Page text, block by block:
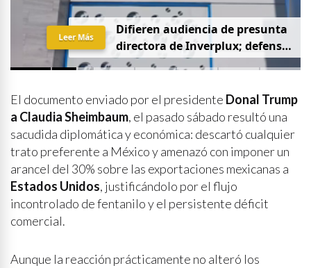
Difieren audiencia de presunta
directora deInverplux; defensa
pidequeseaprivadaysin
Leer Más
El documento enviado por el presidente Donal Trump
a Claudia Sheimbaum, el pasado sábado resultó una
sacudida diplomática y económica: descartó cualquier
trato preferente a México y amenazó con imponer un
arancel del 30% sobre las exportaciones mexicanas a
Estados Unidos, justificándolo por el flujo
incontrolado de fentanilo y el persistente déficit
comercial.
Aunque la reacción prácticamente no alteró los